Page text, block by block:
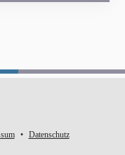
Datenschutz